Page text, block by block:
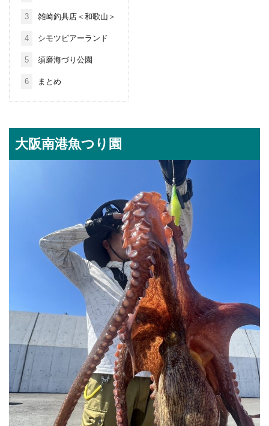
3 雑崎釣具店＜和歌山＞
4 シモツピアーランド
5 須磨海づり公園
6 まとめ
大阪南港魚つり園